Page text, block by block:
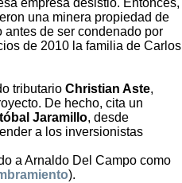
empresa desistió. Entonces,
una minera propiedad de
de ser condenado por
de 2010 la familia de Carlos
tributario Christian Aste,
De hecho, cita un
Jaramillo, desde
a los inversionistas
a Arnaldo Del Campo como
).